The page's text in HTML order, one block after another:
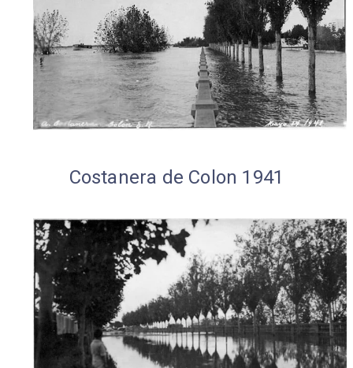
Costanera de Colon 1941